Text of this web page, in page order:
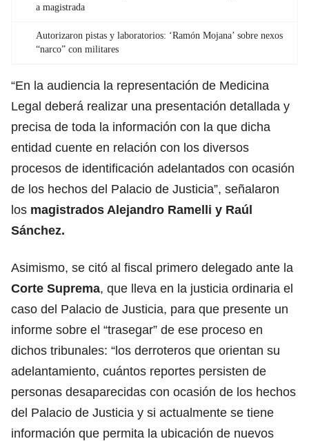
a magistrada
Autorizaron pistas y laboratorios: ‘Ramón Mojana’ sobre nexos
“narco” con militares
“En la audiencia la representación de Medicina
Legal deberá realizar una presentación detallada y
precisa de toda la información con la que dicha
entidad cuente en relación con los diversos
procesos de identificación adelantados con ocasión
de los hechos del Palacio de Justicia”, señalaron
los magistrados Alejandro Ramelli y Raúl
Sánchez.
Asimismo, se citó al fiscal primero delegado ante la
Corte Suprema, que lleva en la justicia ordinaria el
caso del Palacio de Justicia, para que presente un
informe sobre el “trasegar” de ese proceso en
dichos tribunales: “los derroteros que orientan su
adelantamiento, cuántos reportes persisten de
personas desaparecidas con ocasión de los hechos
del Palacio de Justicia y si actualmente se tiene
información que permita la ubicación de nuevos